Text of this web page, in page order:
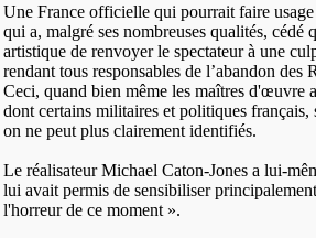
Une France officielle qui pourrait faire
qui a, malgré ses nombreuses qualités, cédé
artistique de renvoyer le spectateur à une
rendant tous responsables de l’abandon des
Ceci, quand bien même les maîtres d'œuvre
dont certains militaires et politiques
on ne peut plus clairement identifiés.
Le réalisateur Michael Caton-Jones a lui-
lui avait permis de sensibiliser
l'horreur de ce moment ».